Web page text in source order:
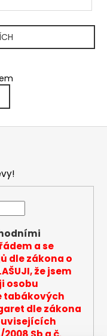
a se
dle zákona o
že jsem
osobu
tabákových
dle zákona